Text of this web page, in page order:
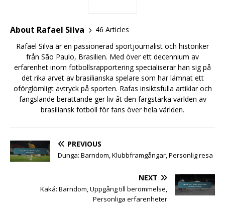
About Rafael Silva
46 Articles
Rafael Silva är en passionerad sportjournalist och historiker
från São Paulo, Brasilien. Med över ett decennium av
erfarenhet inom fotbollsrapportering specialiserar han sig på
det rika arvet av brasilianska spelare som har lämnat ett
oförglömligt avtryck på sporten. Rafas insiktsfulla artiklar och
fängslande berättande ger liv åt den färgstarka världen av
brasiliansk fotboll för fans över hela världen.
PREVIOUS
Dunga: Barndom, Klubbframgångar, Personlig resa
NEXT
Kaká: Barndom, Uppgång till berömmelse,
Personliga erfarenheter